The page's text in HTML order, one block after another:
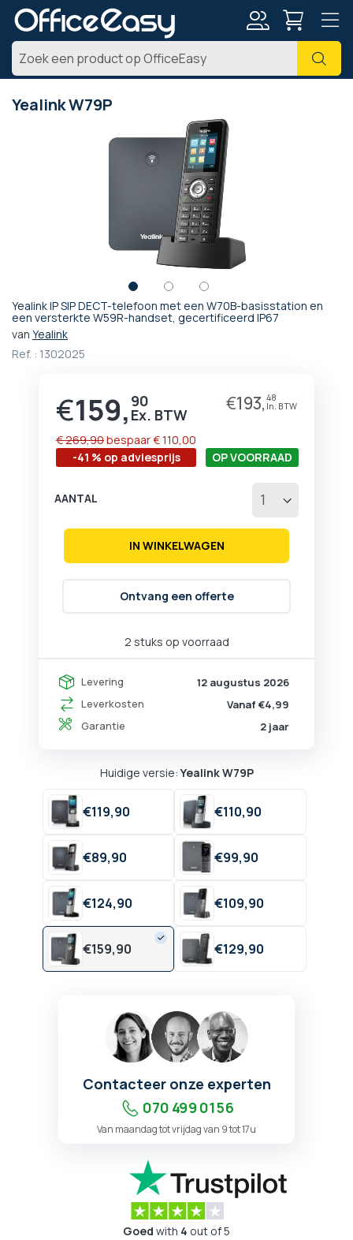
Zoek
Yealink W79P
Yealink IP SIP DECT-telefoon met een W70B-basisstation en
een versterkte W59R-handset, gecertificeerd IP67
van Yealink
Ref. : 1302025
Prijs
€159, 90 €193, 48
-41 % op adviesprijs
€ 269,90bespaar€ 110,00
2 stuks op voorraad
OP VOORRAAD
Levering
12 augustus 2026
Leverkosten
Vanaf €4,99
Garantie
2 jaar
AANTAL
IN WINKELWAGEN
Ontvang een offerte
Huidige versie:Yealink W79P
€119,90 €110,90
€89,90 €99,90
€124,90 €109,90
€159,90 €129,90
Ga
naar
begin
afbeeldingen-
Contacteer onze experten
070 499 01 56
Van maandag tot vrijdag van 9 tot 17u
Goed with 4 out of 5